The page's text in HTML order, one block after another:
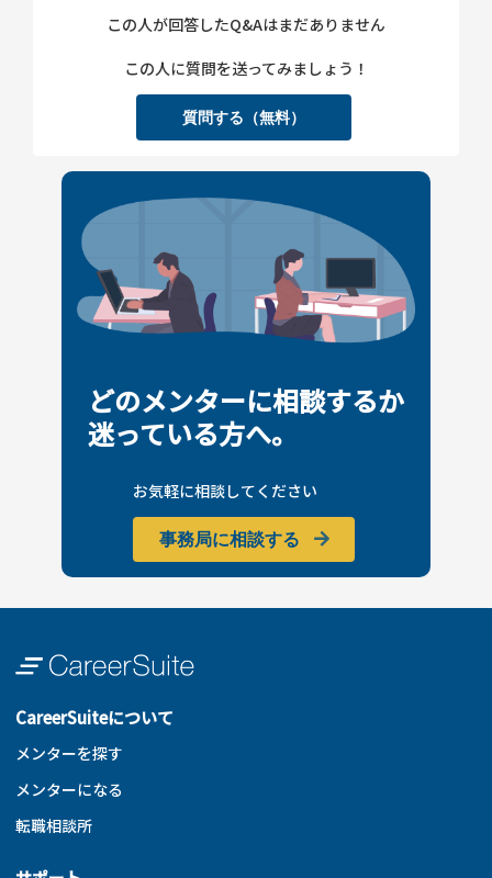
この人が回答したQ&Aはまだありません
この人に質問を送ってみましょう！
質問する（無料）
どのメンターに相談するか
迷っている方へ。
お気軽に相談してください
事務局に相談する
CareerSuiteについて
メンターを探す
メンターになる
転職相談所